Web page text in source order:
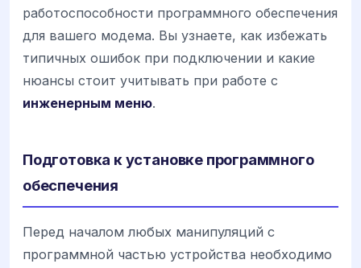
работоспособности программного обеспечения
для вашего модема. Вы узнаете, как избежать
типичных ошибок при подключении и какие
нюансы стоит учитывать при работе с
инженерным меню.
Подготовка к установке программного
обеспечения
Перед началом любых манипуляций с
программной частью устройства необходимо